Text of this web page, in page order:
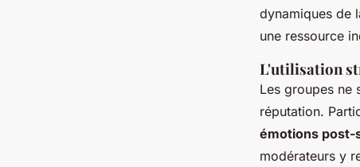
dynamiques de
une ressource
L'utilisation
Les groupes ne
réputation.
émotions post-
modérateurs y